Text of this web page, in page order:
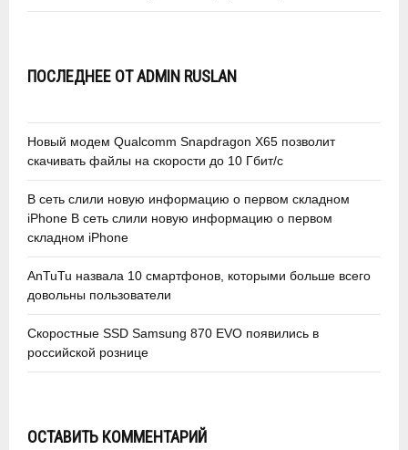
ПОСЛЕДНЕЕ ОТ ADMIN RUSLAN
Новый модем Qualcomm Snapdragon X65 позволит
скачивать файлы на скорости до 10 Гбит/с
В сеть слили новую информацию о первом складном
iPhone В сеть слили новую информацию о первом
складном iPhone
AnTuTu назвала 10 смартфонов, которыми больше всего
довольны пользователи
Скоростные SSD Samsung 870 EVO появились в
российской рознице
ОСТАВИТЬ КОММЕНТАРИЙ